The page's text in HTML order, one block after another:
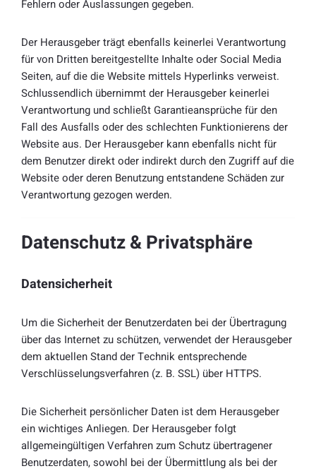
Fehlern oder Auslassungen gegeben.
Der Herausgeber trägt ebenfalls keinerlei Verantwortung
für von Dritten bereitgestellte Inhalte oder Social Media
Seiten, auf die die Website mittels Hyperlinks verweist.
Schlussendlich übernimmt der Herausgeber keinerlei
Verantwortung und schließt Garantieansprüche für den
Fall des Ausfalls oder des schlechten Funktionierens der
Website aus. Der Herausgeber kann ebenfalls nicht für
dem Benutzer direkt oder indirekt durch den Zugriff auf die
Website oder deren Benutzung entstandene Schäden zur
Verantwortung gezogen werden.
Datenschutz & Privatsphäre
Datensicherheit
Um die Sicherheit der Benutzerdaten bei der Übertragung
über das Internet zu schützen, verwendet der Herausgeber
dem aktuellen Stand der Technik entsprechende
Verschlüsselungsverfahren (z. B. SSL) über HTTPS.
Die Sicherheit persönlicher Daten ist dem Herausgeber
ein wichtiges Anliegen. Der Herausgeber folgt
allgemeingültigen Verfahren zum Schutz übertragener
Benutzerdaten, sowohl bei der Übermittlung als bei der